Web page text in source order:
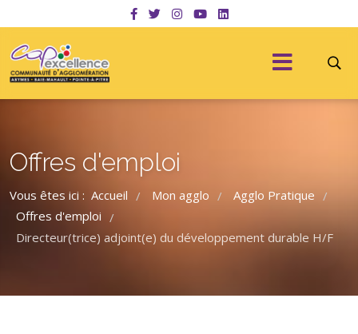
Offres d'emploi
Vous êtes ici : Accueil / Mon agglo / Agglo Pratique /
Offres d'emploi /
Directeur(trice) adjoint(e) du développement durable H/F